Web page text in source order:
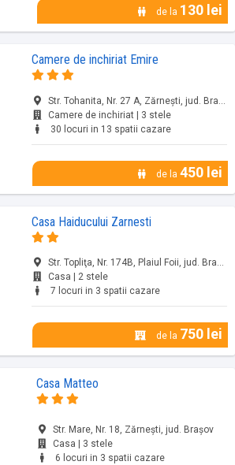
de la 130 lei
Camere de inchiriat Emire
Str. Tohanita, Nr. 27 A, Zărnești, jud. Brașov
Camere de inchiriat | 3 stele
30 locuri in 13 spatii cazare
de la 450 lei
Casa Haiducului Zarnesti
Str. Topliţa, Nr. 174B, Plaiul Foii, jud. Brașov
Casa | 2 stele
7 locuri in 3 spatii cazare
de la 750 lei
Casa Matteo
Str. Mare, Nr. 18, Zărnești, jud. Brașov
Casa | 3 stele
6 locuri in 3 spatii cazare